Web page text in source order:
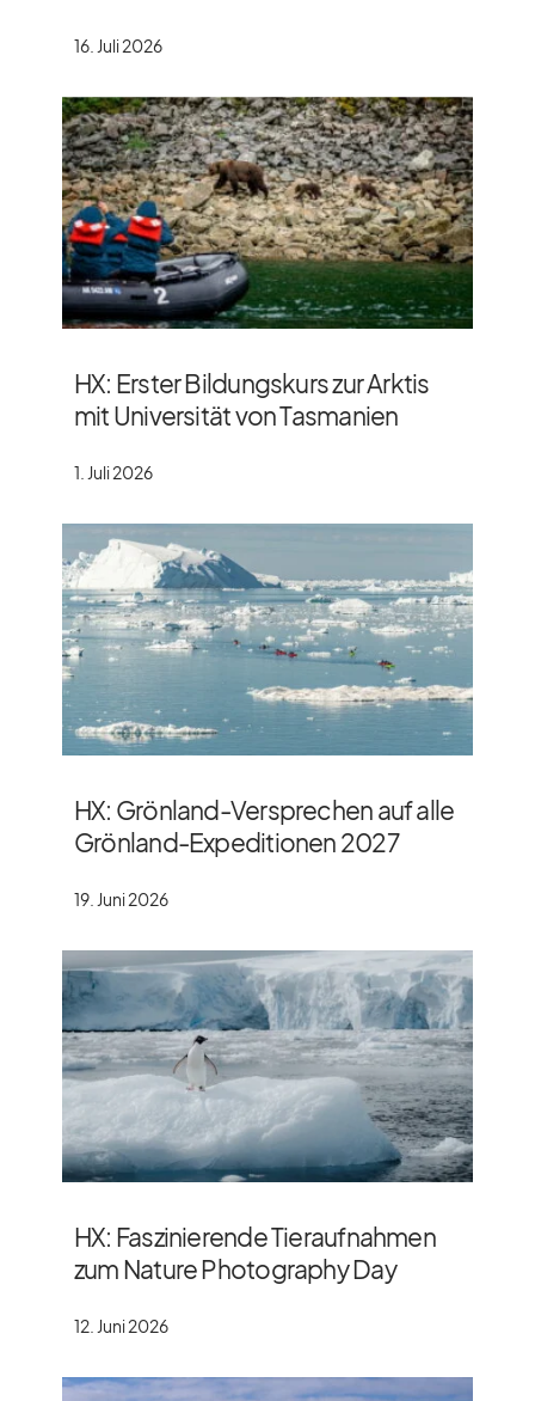
16. Juli 2026
HX: Erster Bildungskurs zur Arktis
mit Universität von Tasmanien
1. Juli 2026
HX: Grönland-Versprechen auf alle
Grönland-Expeditionen 2027
19. Juni 2026
HX: Faszinierende Tieraufnahmen
zum Nature Photography Day
12. Juni 2026